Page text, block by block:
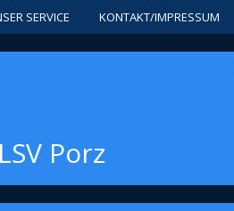
SERVICE KONTAKT/IMPRESSUM
Porz